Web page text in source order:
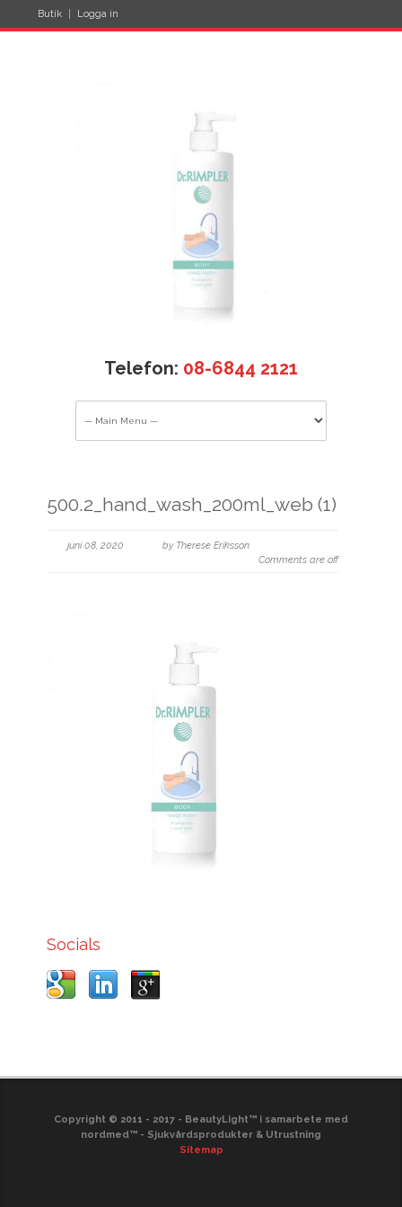
Butik Logga in
Telefon: 08-6844 2121
500.2_hand_wash_200ml_web (1)
juni 08, 2020
by Therese Eriksson
Comments are off
Socials
Copyright © 2011 - 2017 - BeautyLight™ i samarbete med
nordmed™ - Sjukvårdsprodukter & Utrustning
Sitemap